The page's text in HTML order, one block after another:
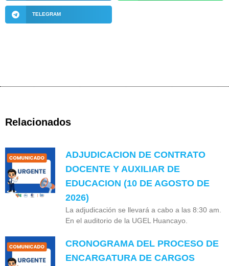
TELEGRAM
Relacionados
ADJUDICACION DE CONTRATO
DOCENTE Y AUXILIAR DE
EDUCACION (10 DE AGOSTO DE
2026)
La adjudicación se llevará a cabo a las 8:30 am.
En el auditorio de la UGEL Huancayo.
CRONOGRAMA DEL PROCESO DE
ENCARGATURA DE CARGOS